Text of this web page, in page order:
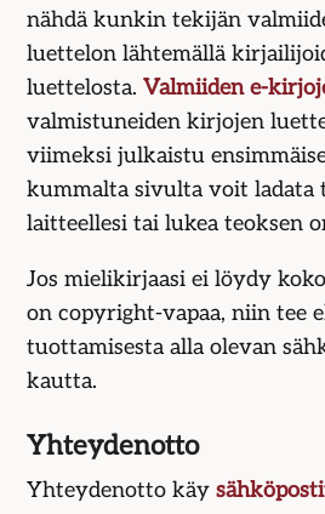
nähdä kunkin tekijän
luettelon lähtemällä
luettelosta.Valmiiden e-
valmistuneiden kirjojen
viimeksi julkaistu
kummalta sivulta voit ladata
laitteellesi tai lukea teoksen
Jos mielikirjaasi ei löydy
on copyright-vapaa, niin tee
tuottamisesta alla olevan
kautta.
Yhteydenotto
Yhteydenotto käy